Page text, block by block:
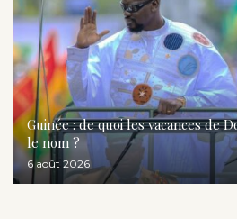
Guinée : de quoi les vacances de
le nom ?
6 août 2026